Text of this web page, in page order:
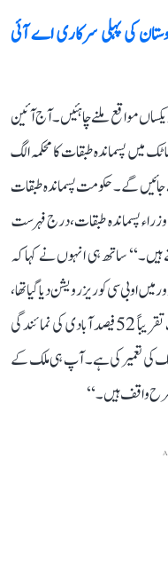
کی پہلی سرکاری اے آئی
مواقع ملنے چاہئیں۔ آج آئین
میں پسماندہ طبقات کا محکمہ الگ
جائیں گے۔ حکومت پسماندہ طبقات
ہے۔ ریاست کی کابینہ میں 2 تہائی وزراء پسماندہ طبقات، درج فہرست
ہیں۔‘‘ ساتھ ہی انہوں نے کہا کہ
او بی سی کو ریزرویشن دیا گیا تھا،
یہ کرناٹک کی تاریخ ہے۔ ملک میں پسماندہ طبقات تقریباً 52 فیصد آبادی کی نمائندگی
کی تعمیر کی ہے۔ آپ ہی ملک کے
واقف ہیں۔‘‘